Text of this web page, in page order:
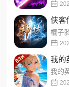
侠客
我的